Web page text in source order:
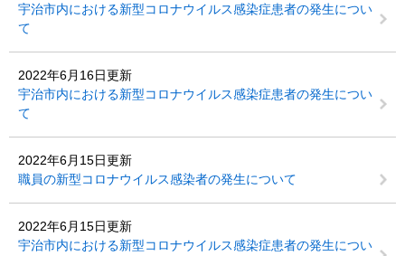
宇治市内における新型コロナウイルス感染症患者の発生につい
て
2022年6月16日更新
宇治市内における新型コロナウイルス感染症患者の発生につい
て
2022年6月15日更新
職員の新型コロナウイルス感染者の発生について
2022年6月15日更新
宇治市内における新型コロナウイルス感染症患者の発生につい